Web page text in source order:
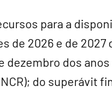
para a
2026 e de 2027
dos
do superávit